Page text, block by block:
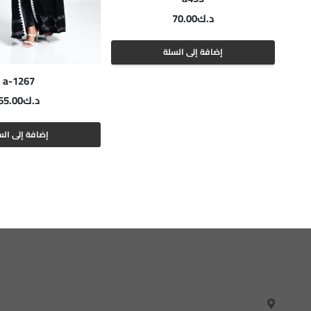
د.ك70.00
إضافة إلى السلة
a-1267
د.ك
إضافة إلى